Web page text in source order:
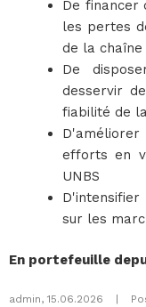
De financer
les pertes
de la chaîne
De
desservir
fiabilité de
efforts en
UNBS
sur les
En portefeuille
admin, 15.06.2026